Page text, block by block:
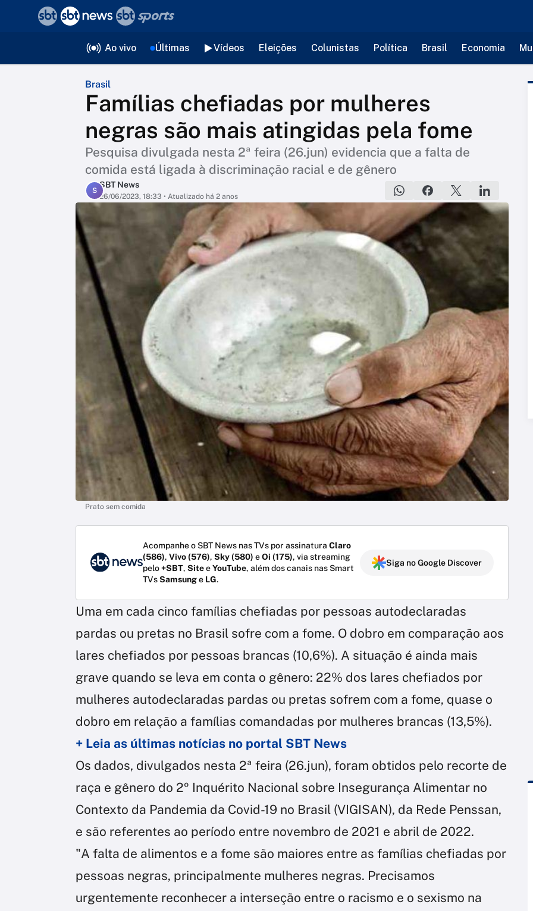
Ao vivo Últimas Vídeos Eleições Colunistas Política Brasil Economia
Brasil
Famílias chefiadas por mulheres
negras são mais atingidas pela fome
Pesquisa divulgada nesta 2ª feira (26.jun) evidencia que a falta de
comida está ligada à discriminação racial e de gênero
S
SBT News
26/06/2023, 18:33 • Atualizado há 2 anos
Prato sem comida
Acompanhe o SBT News nas TVs por assinatura Claro
(586), Vivo (576), Sky (580) eOi (175), via streaming
pelo+SBT, SiteeYouTube, além dos canais nas Smart
TVsSamsunge LG.
Siga no Google Discover
Uma em cada cinco famílias chefiadas por pessoas autodeclaradas
pardas ou pretas no Brasil sofre com a fome. O dobro em comparação aos
lares chefiados por pessoas brancas (10,6%). A situação é ainda mais
grave quando se leva em conta o gênero: 22% dos lares chefiados por
mulheres autodeclaradas pardas ou pretas sofrem com a fome, quase o
dobro em relação a famílias comandadas por mulheres brancas (13,5%).
+ Leia as últimas notícias no portal SBT News
Os dados, divulgados nesta 2ª feira (26.jun), foram obtidos pelo recorte de
raça e gênero do 2º Inquérito Nacional sobre Insegurança Alimentar no
Contexto da Pandemia da Covid-19 no Brasil (VIGISAN), da Rede Penssan,
e são referentes ao período entre novembro de 2021 e abril de 2022.
"A falta de alimentos e a fome são maiores entre as famílias chefiadas por
pessoas negras, principalmente mulheres negras. Precisamos
urgentemente reconhecer a interseção entre o racismo e o sexismo na
voltar
Editorias